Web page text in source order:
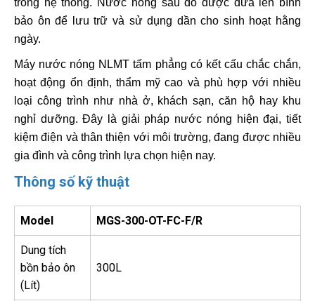
trong hệ thống. Nước nóng sau đó được đưa lên bình
bảo ôn để lưu trữ và sử dụng dần cho sinh hoạt hằng
ngày.
Máy nước nóng NLMT tấm phẳng có kết cấu chắc chắn,
hoạt động ổn định, thẩm mỹ cao và phù hợp với nhiều
loại công trình như nhà ở, khách sạn, căn hộ hay khu
nghỉ dưỡng. Đây là giải pháp nước nóng hiện đại, tiết
kiệm điện và thân thiện với môi trường, đang được nhiều
gia đình và công trình lựa chọn hiện nay.
Thông số kỹ thuật
Model MGS-300-OT-FC-F/R
Dung tích
bồn bảo ôn
(Lít)
300L